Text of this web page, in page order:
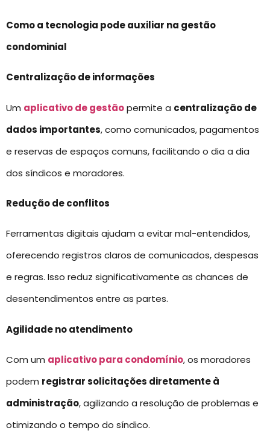
Como a tecnologia pode auxiliar na gestão
condominial
Centralização de informações
Um aplicativo de gestãopermite a centralização de
dados importantes, como comunicados, pagamentos
e reservas de espaços comuns, facilitando o dia a dia
dos síndicos e moradores.
Redução de conflitos
Ferramentas digitais ajudam a evitar mal-entendidos,
oferecendo registros claros de comunicados, despesas
e regras. Isso reduz significativamente as chances de
desentendimentos entre as partes.
Agilidade no atendimento
Com um aplicativo para condomínio, os moradores
podem registrar solicitações diretamente à
administração, agilizando a resolução de problemas e
otimizando o tempo do síndico.